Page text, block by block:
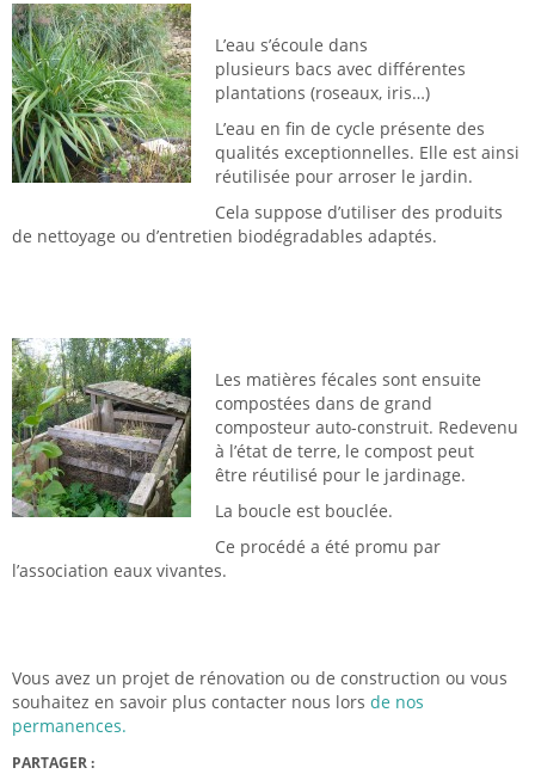
L’eau s’écoule dans
plusieurs bacs avec différentes
plantations (roseaux, iris…)
L’eau en fin de cycle présente des
qualités exceptionnelles. Elle est ainsi
réutilisée pour arroser le jardin.
Cela suppose d’utiliser des produits
de nettoyage ou d’entretien biodégradables adaptés.
Les matières fécales sont ensuite
compostées dans de grand
composteur auto-construit. Redevenu
à l’état de terre, le compost peut
être réutilisé pour le jardinage.
La boucle est bouclée.
Ce procédé a été promu par
l’association eaux vivantes.
Vous avez un projet de rénovation ou de construction ou vous
souhaitez en savoir plus contacter nous lors de nos
permanences.
PARTAGER :